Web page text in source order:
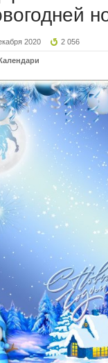
2020 2 056
Календари